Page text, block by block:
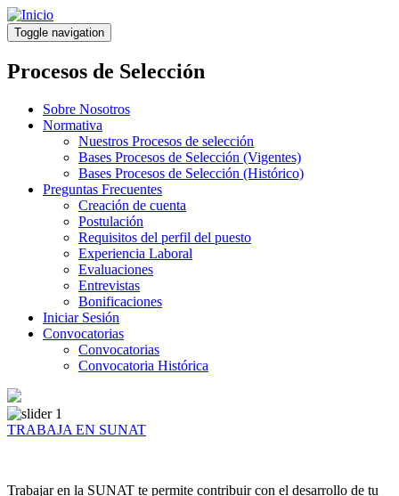
Pasar
al
contenido
principal
Toggle navigation
Procesos de Selección
Sobre Nosotros
Normativa
Nuestros Procesos de selección
Bases Procesos de Selección (Vigentes)
Bases Procesos de Selección (Histórico)
Preguntas Frecuentes
Creación de cuenta
Postulación
Requisitos del perfil del puesto
Experiencia Laboral
Evaluaciones
Entrevistas
Bonificaciones
Iniciar Sesión
Convocatorias
Convocatorias
Convocatoria Histórica
TRABAJA EN SUNAT
Trabajar en la SUNAT te permite contribuir con el desarrollo de tu